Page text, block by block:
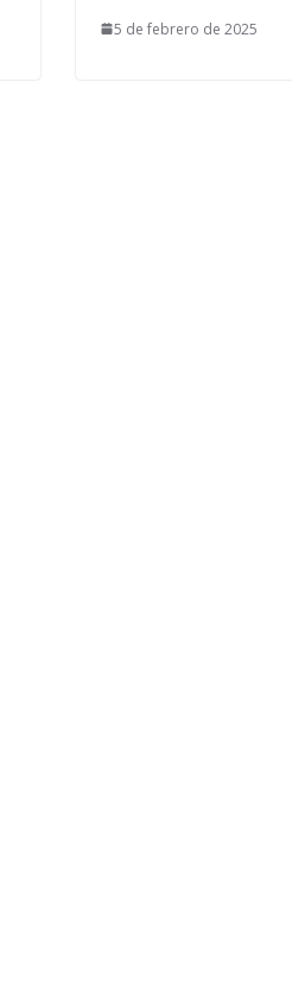
5 de febrero de 2025